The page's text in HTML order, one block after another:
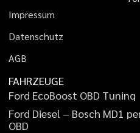
Impressum
Datenschutz
AGB
FAHRZEUGE
Ford EcoBoost OBD Tuning
Ford Diesel – Bosch MD1 pe
OBD